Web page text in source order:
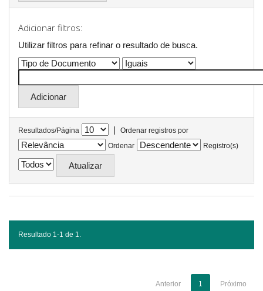
Adicionar filtros:
Utilizar filtros para refinar o resultado de busca.
Resultados/Página |
Ordenar registros por
Ordenar
Registro(s)
Resultado 1-1 de 1.
Anterior 1 Próximo